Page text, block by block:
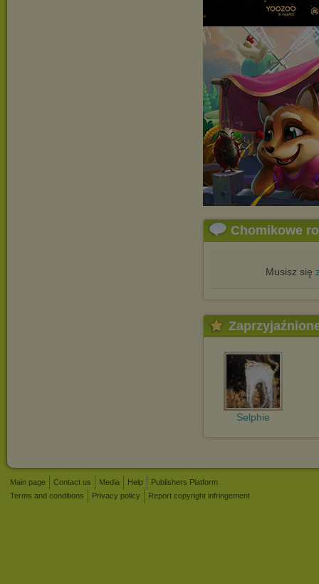
Chomikowe
Musisz się
Selphie
Main page Contact us Media Help
Publishers Platform
Terms and conditions
Privacy policy Report copyright infringement